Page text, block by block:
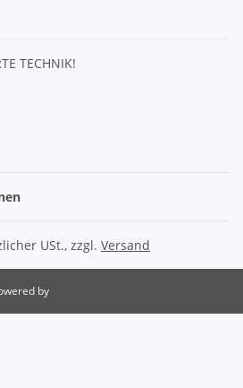
TECHNIK!
USt., zzgl. Versand
by